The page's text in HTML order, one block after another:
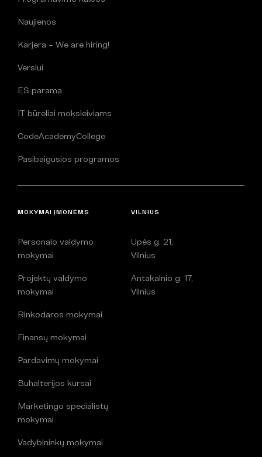
Naujienos
Karjera – We are hiring!
Verslui
ES parama
IT būreliai moksleiviams
CodeAcademyCollege
Pasibaigusios programos
MOKYMAI ĮMONĖMS
Personalo valdymo
mokymai
Projektų valdymo
mokymai
Rinkodaros mokymai
Finansų mokymai
Pardavimų mokymai
Buhalterijos kursai
Marketingo specialistų
mokymai
Vadybininkų mokymai
VILNIUS
Upės g. 21,
Vilnius
Antakalnio g. 17,
Vilnius